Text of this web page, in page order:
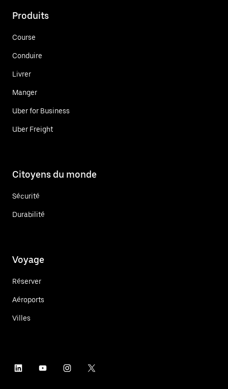
Produits
Course
Conduire
Livrer
Manger
Uber for Business
Uber Freight
Citoyens du monde
Sécurité
Durabilité
Voyage
Réserver
Aéroports
Villes